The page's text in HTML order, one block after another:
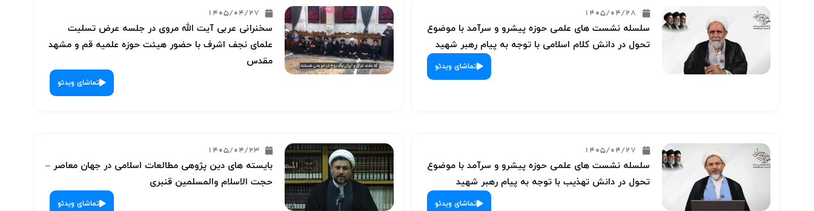
1405/04/28
سلسله نشست های علمی حوزه پیشرو و سرآمد با موضوع
تحول در دانش کلام اسلامی با توجه به پیام رهبر شهید
تماشای ویدئو
1405/04/27
سخنرانی عربی آیت الله مروی در جلسه عرض تسلیت
علمای نجف اشرف با حضور هیئت حوزه علمیه قم و مشهد
مقدس
تماشای ویدئو
1405/04/27
سلسله نشست های علمی حوزه پیشرو و سرآمد با موضوع
تحول در دانش تهذیب با توجه به پیام رهبر شهید
تماشای ویدئو
1405/04/23
بایسته های دین پژوهی مطالعات اسلامی در جهان معاصر –
حجت الاسلام والمسلمین قنبری
تماشای ویدئو